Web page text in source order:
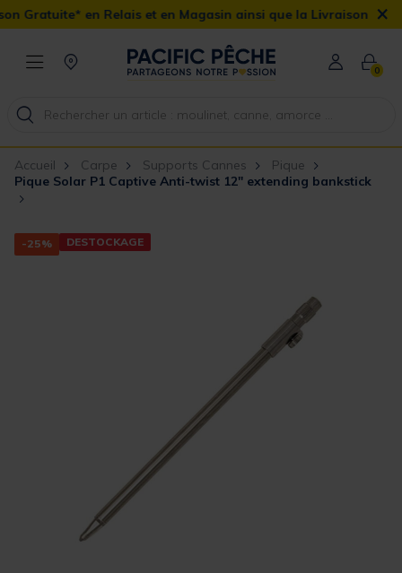
en Relais et en Magasin ainsi que la Livraison Domicile
×
0
Accueil Carpe Supports Cannes
Pique
Pique Solar P1 Captive Anti-twist 12" extending bankstick
-25% DESTOCKAGE